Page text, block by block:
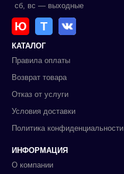
сб, вс — выходные
Ю Т
КАТАЛОГ
Правила оплаты
Возврат товара
Отказ от услуги
Условия доставки
Политика конфиденциальности
ИНФОРМАЦИЯ
О компании